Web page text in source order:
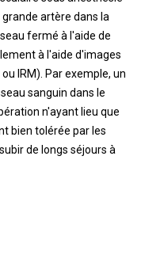
artère dans la
fermé à l'aide de
à l'aide d'images
IRM). Par exemple, un
sanguin dans le
n'ayant lieu que
bien tolérée par les
de longs séjours à